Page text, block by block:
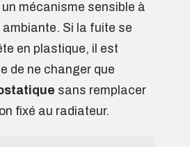
mécanisme sensible à
ambiante. Si la fuite se
en plastique, il est
de ne changer que
sans remplacer
fixé au radiateur.